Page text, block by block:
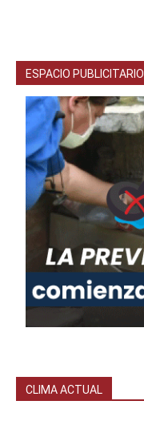
ESPACIO PUBLICITARIO
CLIMA ACTUAL